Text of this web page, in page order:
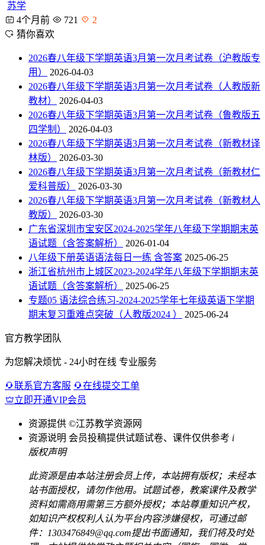
苏学
4个月前
721
2
猜你喜欢
2026春八年级下学期英语3月第一次月考试卷（沪教版专
用）
2026-04-03
2026春八年级下学期英语3月第一次月考试卷（人教版新
教材）
2026-04-03
2026春八年级下学期英语3月第一次月考试卷（鲁教版五
四学制）
2026-04-03
2026春八年级下学期英语3月第一次月考试卷（新教材译
林版）
2026-03-30
2026春八年级下学期英语3月第一次月考试卷（新教材仁
爱科普版）
2026-03-30
2026春八年级下学期英语3月第一次月考试卷（新教材人
教版）
2026-03-30
广东省深圳市宝安区2024-2025学年八年级下学期期末英
语试题（含答案解析）
2026-01-04
八年级下册英语语法每日一练 含答案 2025-06-25
浙江省杭州市上城区2023-2024学年八年级下学期期末英
语试题（含答案解析）
2025-06-25
专题05 语法综合练习-2024-2025学年七年级英语下学期
期末复习重难点突破（人教版2024 ）
2025-06-24
官方教学团队
为您解决烦忧 - 24小时在线 专业服务
联系官方客服
在线提交工单
立即开通VIP会员
资源提供 ©江苏教学资源网
资源说明 会员投稿提供试题试卷、课件仅供参考 i
版权声明
此资源是由本站注册会员上传，本站拥有版权；未经本
站书面授权，请勿作他用。试题试卷，教案课件及教学
资料如需商用需第三方额外授权；本站尊重知识产权，
如知识产权权利人认为平台内容涉嫌侵权，可通过邮
件：1303476849@qq.com提出书面通知，我们将及时处